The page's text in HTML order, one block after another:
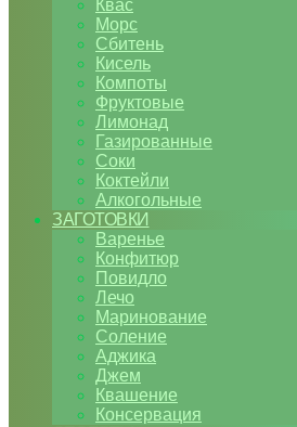
Квас
Морс
Сбитень
Кисель
Компоты
Фруктовые
Лимонад
Газированные
Соки
Коктейли
Алкогольные
ЗАГОТОВКИ
Варенье
Конфитюр
Повидло
Лечо
Маринование
Соление
Аджика
Джем
Квашение
Консервация